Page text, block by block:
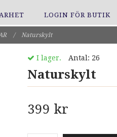
LOGIN FÖR BUTIK
/ Naturskylt
I lager. Antal: 26
Naturskylt
399 kr